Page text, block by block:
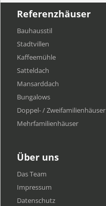
Referenzhäuser
Bauhausstil
Stadtvillen
Kaffeemühle
Satteldach
Mansarddach
Bungalows
Doppel- / Zweifamilienhäuser
Mehrfamilien​häuser
Über uns
Das Team
Impressum
Datenschutz